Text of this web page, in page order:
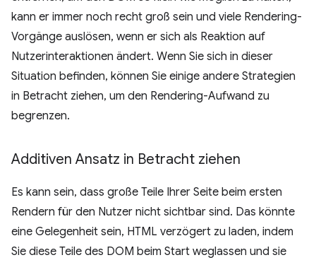
kann er immer noch recht groß sein und viele Rendering-
Vorgänge auslösen, wenn er sich als Reaktion auf
Nutzerinteraktionen ändert. Wenn Sie sich in dieser
Situation befinden, können Sie einige andere Strategien
in Betracht ziehen, um den Rendering-Aufwand zu
begrenzen.
Additiven Ansatz in Betracht ziehen
Es kann sein, dass große Teile Ihrer Seite beim ersten
Rendern für den Nutzer nicht sichtbar sind. Das könnte
eine Gelegenheit sein, HTML verzögert zu laden, indem
Sie diese Teile des DOM beim Start weglassen und sie